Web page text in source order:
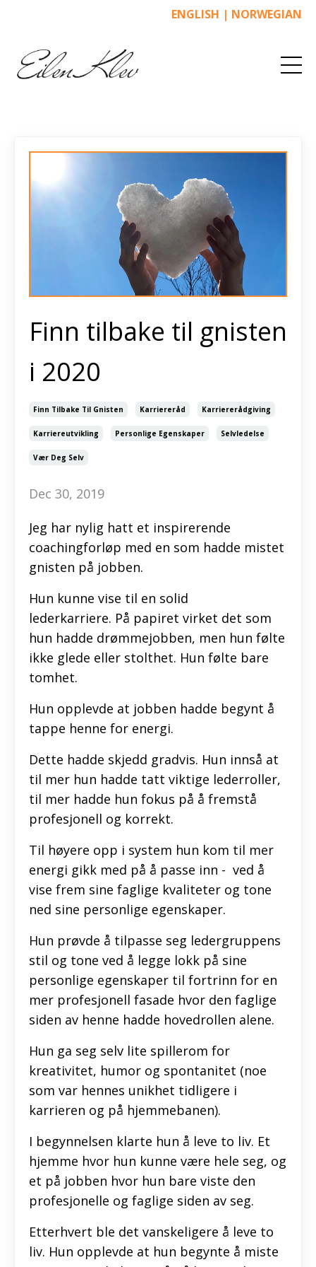
ENGLISH | NORWEGIAN
Finn tilbake til gnisten
i 2020
Finn Tilbake Til Gnisten Karriereråd Karriererådgiving
Karriereutvikling Personlige Egenskaper Selvledelse
Vær Deg Selv
Dec 30, 2019
Jeg har nylig hatt et inspirerende
coachingforløp med en som hadde mistet
gnisten på jobben.
Hun kunne vise til en solid
lederkarriere. På papiret virket det som
hun hadde drømmejobben, men hun følte
ikke glede eller stolthet. Hun følte bare
tomhet.
Hun opplevde at jobben hadde begynt å
tappe henne for energi.
Dette hadde skjedd gradvis. Hun innså at
til mer hun hadde tatt viktige lederroller,
til mer hadde hun fokus på å fremstå
profesjonell og korrekt.
Til høyere opp i system hun kom til mer
energi gikk med på å passe inn - ved å
vise frem sine faglige kvaliteter og tone
ned sine personlige egenskaper.
Hun prøvde å tilpasse seg ledergruppens
stil og tone ved å legge lokk på sine
personlige egenskaper til fortrinn for en
mer profesjonell fasade hvor den faglige
siden av henne hadde hovedrollen alene.
Hun ga seg selv lite spillerom for
kreativitet, humor og spontanitet (noe
som var hennes unikhet tidligere i
karrieren og på hjemmebanen).
I begynnelsen klarte hun å leve to liv. Et
hjemme hvor hun kunne være hele seg, og
et på jobben hvor hun bare viste den
profesjonelle og faglige siden av seg.
Etterhvert ble det vanskeligere å leve to
liv. Hun opplevde at hun begynte å miste